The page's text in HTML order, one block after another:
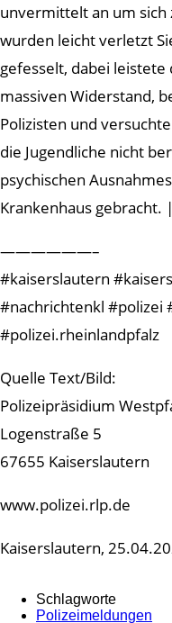
unvermittelt an um sich
wurden leicht verletzt
gefesselt, dabei
massiven Widerstand,
Polizisten und
die Jugendliche nicht
psychischen
Krankenhaus gebracht.
——————–
#kaiserslautern
#nachrichtenkl #polizei
#polizei.rheinlandpfalz
Quelle Text/Bild:
Polizeipräsidium
Logenstraße 5
67655 Kaiserslautern
www.polizei.rlp.de
Kaiserslautern,
Schlagworte
Polizeimeldungen